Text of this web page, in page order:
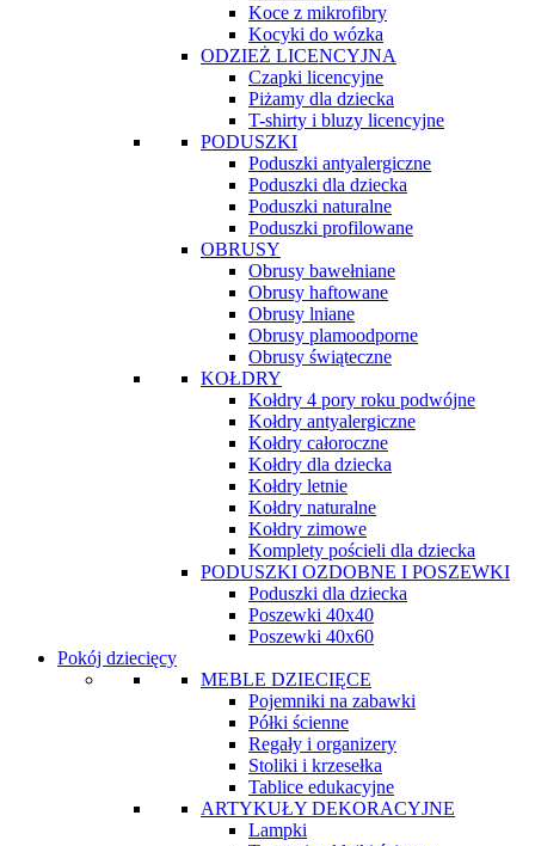
Koce z mikrofibry
Kocyki do wózka
ODZIEŻ LICENCYJNA
Czapki licencyjne
Piżamy dla dziecka
T-shirty i bluzy licencyjne
PODUSZKI
Poduszki antyalergiczne
Poduszki dla dziecka
Poduszki naturalne
Poduszki profilowane
OBRUSY
Obrusy bawełniane
Obrusy haftowane
Obrusy lniane
Obrusy plamoodporne
Obrusy świąteczne
KOŁDRY
Kołdry 4 pory roku podwójne
Kołdry antyalergiczne
Kołdry całoroczne
Kołdry dla dziecka
Kołdry letnie
Kołdry naturalne
Kołdry zimowe
Komplety pościeli dla dziecka
PODUSZKI OZDOBNE I POSZEWKI
Poduszki dla dziecka
Poszewki 40x40
Poszewki 40x60
Pokój dziecięcy
MEBLE DZIECIĘCE
Pojemniki na zabawki
Półki ścienne
Regały i organizery
Stoliki i krzesełka
Tablice edukacyjne
ARTYKUŁY DEKORACYJNE
Lampki